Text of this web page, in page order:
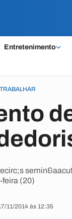
Entretenimento
feira (20)
11/2014 às 12:35